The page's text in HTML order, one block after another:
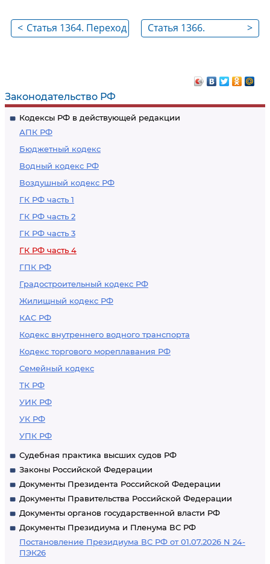
Законодательство РФ
Кодексы РФ в действующей редакции
АПК РФ
Бюджетный кодекс
Водный кодекс РФ
Воздушный кодекс РФ
ГК РФ часть 1
ГК РФ часть 2
ГК РФ часть 3
ГК РФ часть 4
ГПК РФ
Градостроительный кодекс РФ
Жилищный кодекс РФ
КАС РФ
Кодекс внутреннего водного транспорта
Кодекс торгового мореплавания РФ
Семейный кодекс
ТК РФ
УИК РФ
УК РФ
УПК РФ
Судебная практика высших судов РФ
Законы Российской Федерации
Документы Президента Российской Федерации
Документы Правительства Российской Федерации
Документы органов государственной власти РФ
Документы Президиума и Пленума ВС РФ
Постановление Президиума ВС РФ от 01.07.2026 N 24-
ПЭК26
< Статья 1364. Переход
общественное
достояние
>
Статья 1366.
заключить договор
об отчуждении
патента на
изобретение